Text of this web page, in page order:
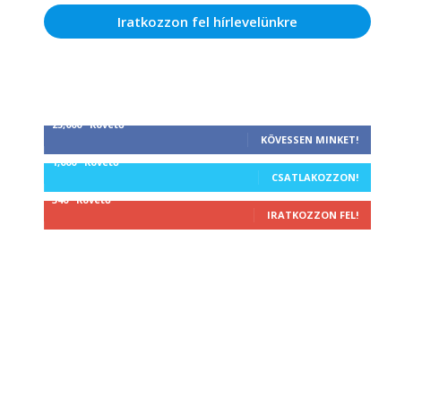
Iratkozzon fel hírlevelünkre
25,000 Követő
KÖVESSEN MINKET!
1,000 Követő
CSATLAKOZZON!
340 Követő
IRATKOZZON FEL!